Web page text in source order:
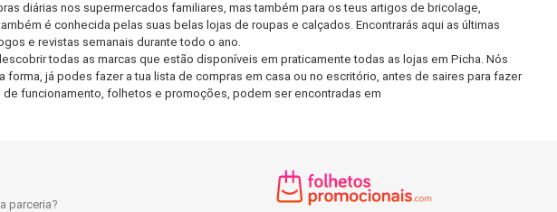
diárias nos supermercados familiares, mas também para os teus artigos de bricolage,
é conhecida pelas suas belas lojas de roupas e calçados. Encontrarás aqui as últimas
e revistas semanais durante todo o ano.
todas as marcas que estão disponíveis em praticamente todas as lojas em Picha. Nós
já podes fazer a tua lista de compras em casa ou no escritório, antes de saires para fazer
funcionamento, folhetos e promoções, podem ser encontradas em
parceria?